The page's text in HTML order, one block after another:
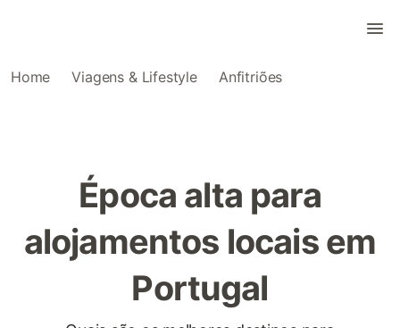
Home Viagens & Lifestyle Anfitriões
Época alta para
alojamentos locais em
Portugal